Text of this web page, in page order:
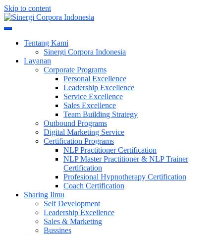
Skip to content
Sinergi Corpora Indonesia
Tentang Kami
Sinergi Corpora Indonesia
Layanan
Corporate Programs
Personal Excellence
Leadership Excellence
Service Excellence
Sales Excellence
Team Building Strategy
Outbound Programs
Digital Marketing Service
Certification Programs
NLP Practitioner Certification
NLP Master Practitioner & NLP Trainer
Certification
Profesional Hypnotherapy Certification
Coach Certification
Sharing Ilmu
Self Development
Leadership Excellence
Sales & Marketing
Bussines